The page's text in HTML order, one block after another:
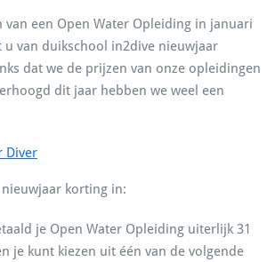
van een Open Water Opleiding in januari
u van duikschool in2dive nieuwjaar
dat we de prijzen van onze opleidingen
dit jaar hebben we weel een
korting in:
je Open Water Opleiding uiterlijk 31
je kunt kiezen uit één van de volgende